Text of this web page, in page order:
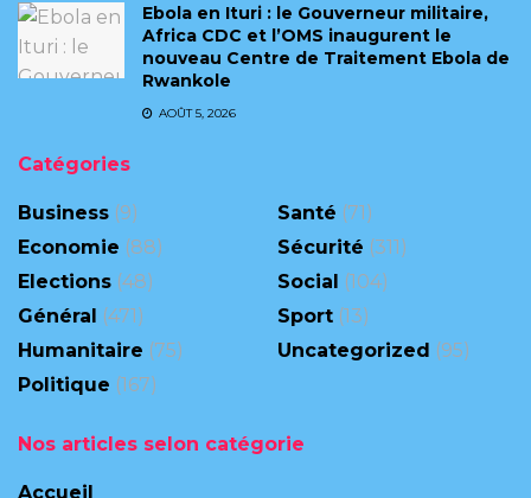
Ebola en Ituri : le Gouverneur militaire,
Africa CDC et l’OMS inaugurent le
nouveau Centre de Traitement Ebola de
Rwankole
AOÛT 5, 2026
Catégories
Business (9)
Economie (88)
Elections (48)
Général (471)
Humanitaire (75)
Politique (167)
Santé (71)
Sécurité (311)
Social (104)
Sport (13)
Uncategorized (95)
Nos articles selon catégorie
Accueil